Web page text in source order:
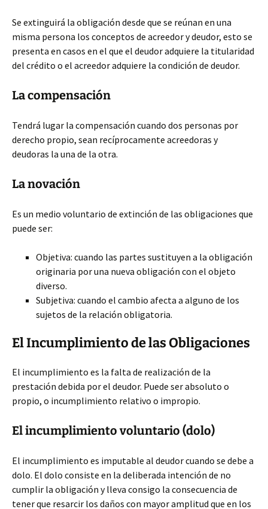
Se extinguirá la obligación desde que se reúnan en una
misma persona los conceptos de acreedor y deudor, esto se
presenta en casos en el que el deudor adquiere la titularidad
del crédito o el acreedor adquiere la condición de deudor.
La compensación
Tendrá lugar la compensación cuando dos personas por
derecho propio, sean recíprocamente acreedoras y
deudoras la una de la otra.
La novación
Es un medio voluntario de extinción de las obligaciones que
puede ser:
Objetiva: cuando las partes sustituyen a la obligación
originaria por una nueva obligación con el objeto
diverso.
Subjetiva: cuando el cambio afecta a alguno de los
sujetos de la relación obligatoria.
El Incumplimiento de las Obligaciones
El incumplimiento es la falta de realización de la
prestación debida por el deudor. Puede ser absoluto o
propio, o incumplimiento relativo o impropio.
El incumplimiento voluntario (dolo)
El incumplimiento es imputable al deudor cuando se debe a
dolo. El dolo consiste en la deliberada intención de no
cumplir la obligación y lleva consigo la consecuencia de
tener que resarcir los daños con mayor amplitud que en los